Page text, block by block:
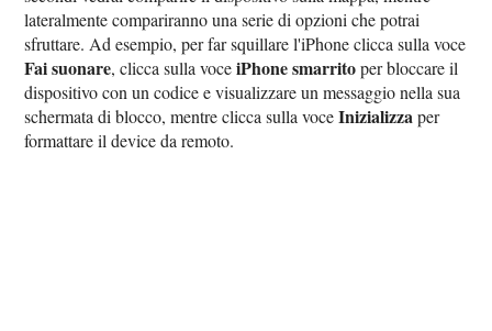
lateralmente compariranno una serie di opzioni che potrai
sfruttare. Ad esempio, per far squillare l'iPhone clicca sulla voce
Fai suonare, clicca sulla voceiPhone smarritoper bloccare il
dispositivo con un codice e visualizzare un messaggio nella sua
schermata di blocco, mentre clicca sulla voceInizializza per
formattare il device da remoto.